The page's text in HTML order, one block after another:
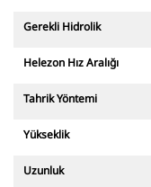
Gerekli Hidrolik
Helezon Hız Aralığı
Tahrik Yöntemi
Yükseklik
Uzunluk